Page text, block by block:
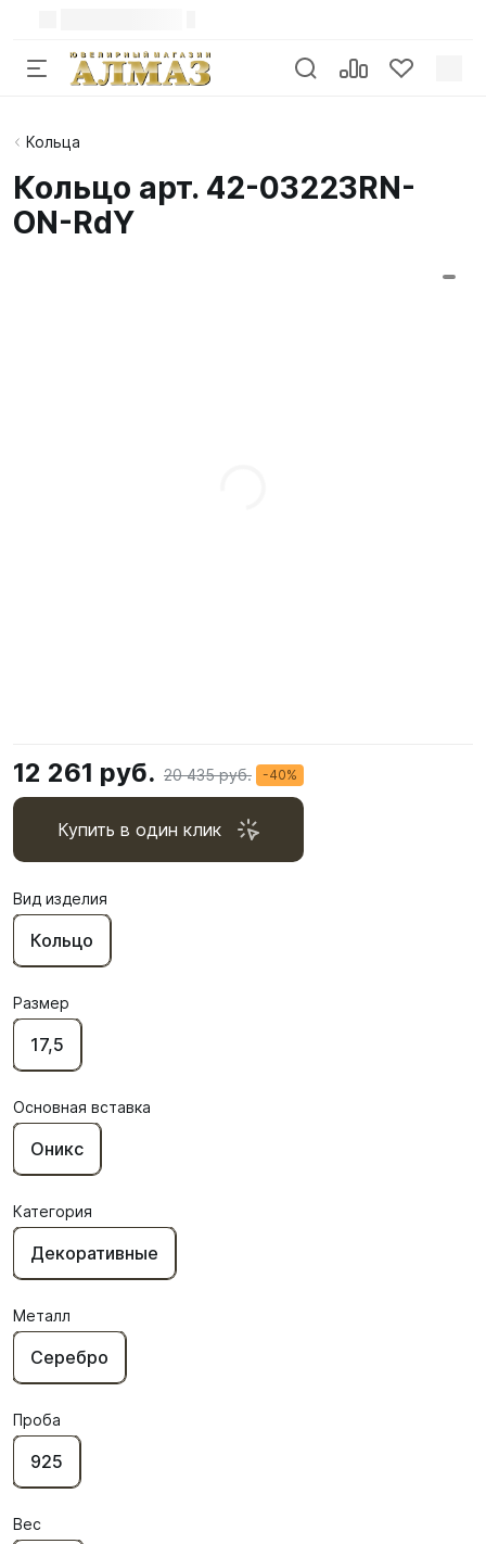
Кольца
Кольцо арт. 42-03223RN-
ON-RdY
12 261 руб. 20 435 руб. -40%
Купить в один клик
Вид изделия
Кольцо
Размер
17,5
Основная вставка
Оникс
Категория
Декоративные
Металл
Серебро
Проба
925
Вес